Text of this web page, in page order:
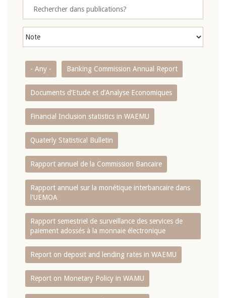
- Any - Banking Commission Annual Report
Documents d’Etude et d’Analyse Economiques
Financial Inclusion statistics in WAEMU
Quaterly Statistical Bulletin
Rapport annuel de la Commission Bancaire
Rapport annuel sur la monétique interbancaire dans
l'UEMOA
Rapport semestriel de surveillance des services de
paiement adossés à la monnaie électronique
Report on deposit and lending rates in WAEMU
Report on Monetary Policy in WAMU